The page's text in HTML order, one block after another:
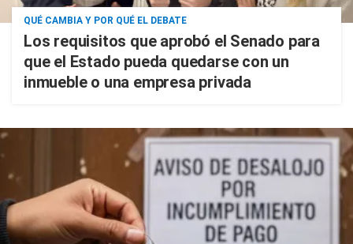
QUÉ CAMBIA Y POR QUÉ EL DEBATE
Los requisitos que aprobó el Senado para
que el Estado pueda quedarse con un
inmueble o una empresa privada